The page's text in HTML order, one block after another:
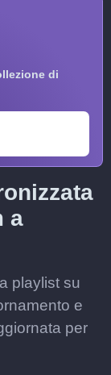
di
a
playlist su
e
per